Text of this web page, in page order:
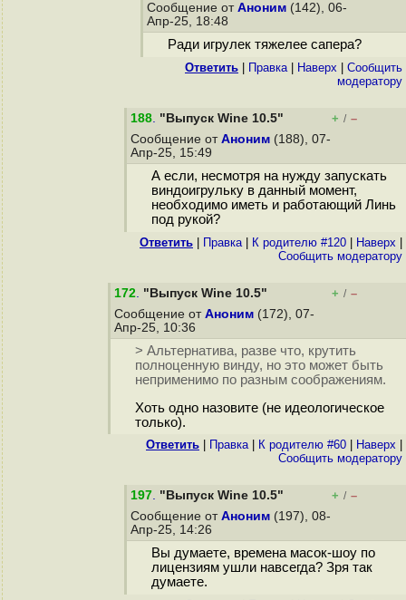
Сообщение от Аноним (142), 06-
Апр-25, 18:48
Ради игрулек тяжелее сапера?
Ответить Правка| Наверх
Cообщить
модератору
188. "Выпуск Wine 10.5" + / –
Сообщение от Аноним (188), 07-
Апр-25, 15:49
А если, несмотря на нужду запускать
виндоигрульку в данный момент,
необходимо иметь и работающий Линь
под рукой?
Ответить Правка| К родителю #120 Наверх
Cообщить модератору
172. "Выпуск Wine 10.5" + / –
Сообщение от Аноним (172), 07-
Апр-25, 10:36
> Альтернатива, разве что, крутить
полноценную винду, но это может быть
неприменимо по разным соображениям.
Хоть одно назовите (не идеологическое
только).
Ответить Правка| К родителю #60 Наверх
Cообщить модератору
197. "Выпуск Wine 10.5" + / –
Сообщение от Аноним (197), 08-
Апр-25, 14:26
Вы думаете, времена масок-шоу по
лицензиям ушли навсегда? Зря так
думаете.